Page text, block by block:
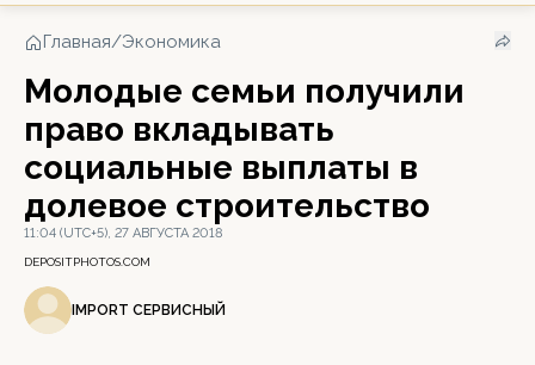
Главная/Экономика
Молодые семьи получили
право вкладывать
социальные выплаты в
долевое строительство
11:04 (UTC+5), 27 АВГУСТА 2018
DEPOSITPHOTOS.COM
IMPORT СЕРВИСНЫЙ